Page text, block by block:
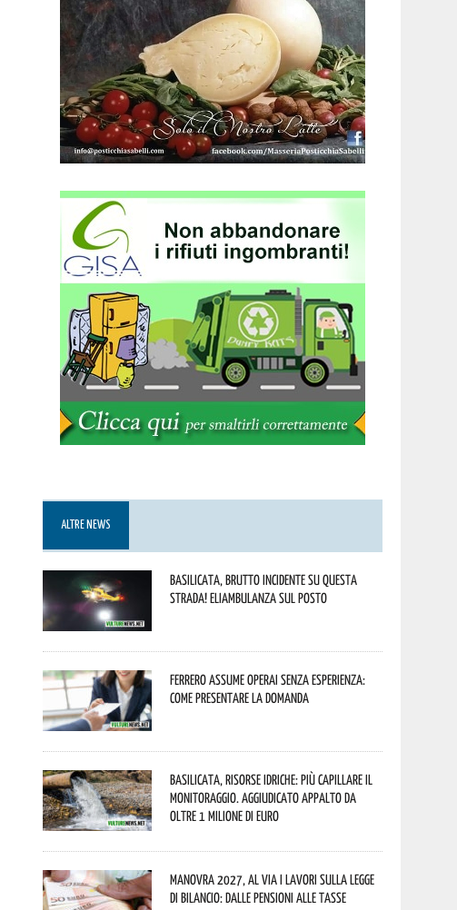
ALTRE NEWS
Basilicata, brutto incidente su questa
strada! Eliambulanza sul posto
Ferrero assume operai senza esperienza:
come presentare la domanda
Basilicata, Risorse idriche: più capillare il
monitoraggio. Aggiudicato appalto da
oltre 1 milione di euro
Manovra 2027, al via i lavori sulla Legge
di Bilancio: dalle pensioni alle tasse